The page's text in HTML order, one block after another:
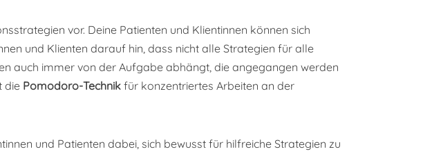
vor. Deine Patienten und Klientinnen können sich
und Klienten darauf hin, dass nicht alle Strategien für alle
auch immer von der Aufgabe abhängt, die angegangen werden
die Pomodoro-Technik für konzentriertes Arbeiten an der
und Patienten dabei, sich bewusst für hilfreiche Strategien zu